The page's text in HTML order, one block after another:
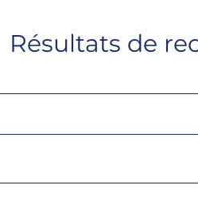
Résultats de